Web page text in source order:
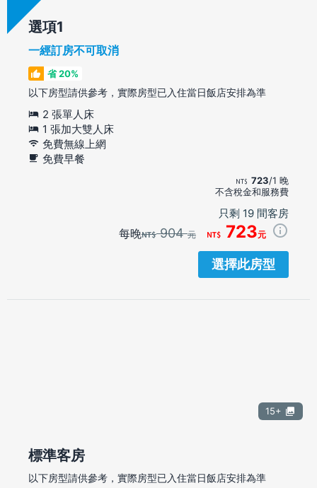
選項
一經訂房不可取消
省 20%
以下房型請供參考，實際房型已入住當日飯店安排為準
2 張單人床
1 張加大雙人床
免費無線上網
免費早餐
723/1 晚
不含稅金和服務費
只剩 19 間客房
每晚 904元 723元
選擇此房型
15+
標準客房
以下房型請供參考，實際房型已入住當日飯店安排為準